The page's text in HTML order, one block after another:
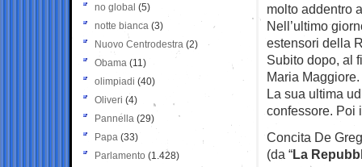
molto addentro
Nell’ultimo
estensori della
Subito dopo, al
Maria Maggiore.
La sua ultima
confessore. Poi
Concita De
(da “La
no global (5)
notte bianca (3)
Nuovo Centrodestra (2)
Obama (11)
olimpiadi (40)
Oliveri (4)
Pannella (29)
Papa (33)
Parlamento (1.428)